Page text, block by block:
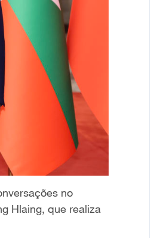
no
Hlaing, que realiza